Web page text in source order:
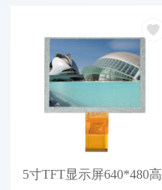
5寸TFT显示屏640*480高